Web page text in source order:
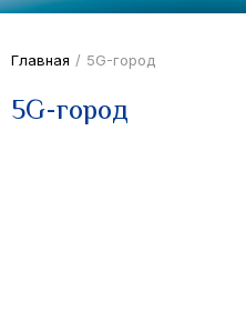
Главная / 5G-город
5G-город